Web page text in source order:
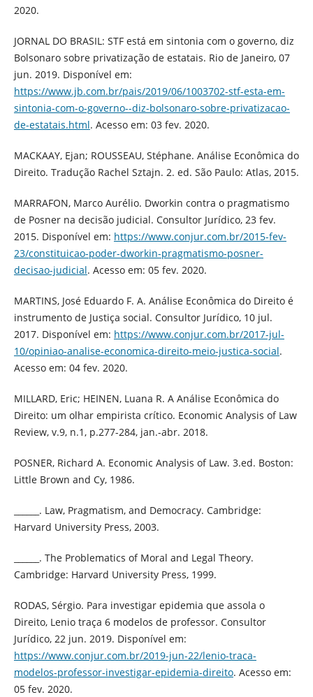
2020.
JORNAL DO BRASIL: STF está em sintonia com o governo, diz
Bolsonaro sobre privatização de estatais. Rio de Janeiro, 07
jun. 2019. Disponível em:
https://www.jb.com.br/pais/2019/06/1003702-stf-esta-em-
sintonia-com-o-governo--diz-bolsonaro-sobre-privatizacao-
de-estatais.html. Acesso em: 03 fev. 2020.
MACKAAY, Ejan; ROUSSEAU, Stéphane. Análise Econômica do
Direito. Tradução Rachel Sztajn. 2. ed. São Paulo: Atlas, 2015.
MARRAFON, Marco Aurélio. Dworkin contra o pragmatismo
de Posner na decisão judicial. Consultor Jurídico, 23 fev.
2015. Disponível em: https://www.conjur.com.br/2015-fev-
23/constituicao-poder-dworkin-pragmatismo-posner-
decisao-judicial. Acesso em: 05 fev. 2020.
MARTINS, José Eduardo F. A. Análise Econômica do Direito é
instrumento de Justiça social. Consultor Jurídico, 10 jul.
2017. Disponível em: https://www.conjur.com.br/2017-jul-
10/opiniao-analise-economica-direito-meio-justica-social.
Acesso em: 04 fev. 2020.
MILLARD, Eric; HEINEN, Luana R. A Análise Econômica do
Direito: um olhar empirista crítico. Economic Analysis of Law
Review, v.9, n.1, p.277-284, jan.-abr. 2018.
POSNER, Richard A. Economic Analysis of Law. 3.ed. Boston:
Little Brown and Cy, 1986.
______. Law, Pragmatism, and Democracy. Cambridge:
Harvard University Press, 2003.
______. The Problematics of Moral and Legal Theory.
Cambridge: Harvard University Press, 1999.
RODAS, Sérgio. Para investigar epidemia que assola o
Direito, Lenio traça 6 modelos de professor. Consultor
Jurídico, 22 jun. 2019. Disponível em:
https://www.conjur.com.br/2019-jun-22/lenio-traca-
modelos-professor-investigar-epidemia-direito. Acesso em:
05 fev. 2020.